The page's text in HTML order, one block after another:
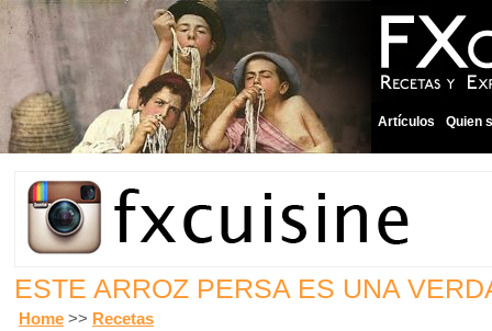
Artículos Quien
ESTE ARROZ PERSA ES UNA
Home >> Recetas